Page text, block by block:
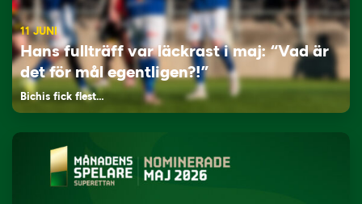
11 JUNI
Hans fullträff var läckrast i maj: “Vad är
det för mål egentligen?!”
Bichis fick flest…